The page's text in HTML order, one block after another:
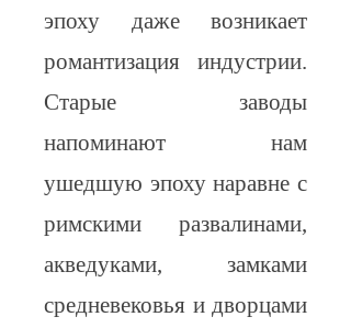
эпоху даже возникает
романтизация индустрии.
Старые заводы
напоминают нам
ушедшую эпоху наравне с
римскими развалинами,
акведуками, замками
средневековья и дворцами